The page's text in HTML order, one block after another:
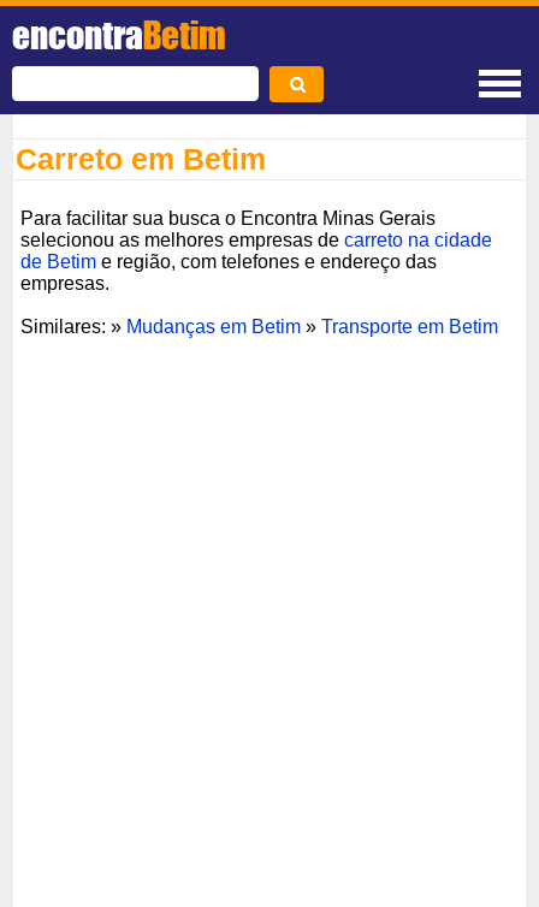
encontraBetim
Carreto em Betim
Para facilitar sua busca o Encontra Minas Gerais
selecionou as melhores empresas decarreto na cidade
de Betim e região, com telefones e endereço das
empresas.
Similares: » Mudanças em Betim »Transporte em Betim